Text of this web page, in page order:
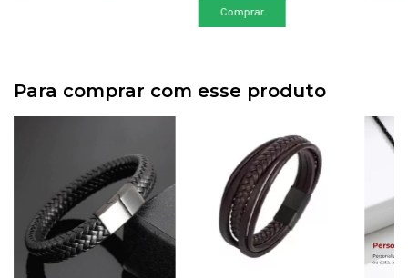
Para comprar com esse produto